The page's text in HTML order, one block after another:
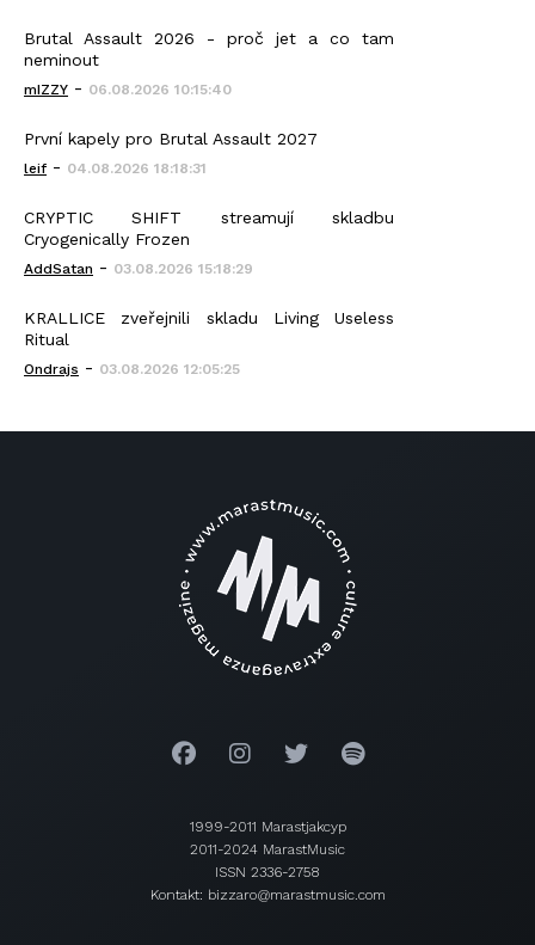
Brutal Assault 2026 - proč jet a co tam
neminout
mIZZY - 06.08.2026 10:15:40
První kapely pro Brutal Assault 2027
leif - 04.08.2026 18:18:31
CRYPTIC SHIFT streamují skladbu
Cryogenically Frozen
AddSatan - 03.08.2026 15:18:29
KRALLICE zveřejnili skladu Living Useless
Ritual
Ondrajs - 03.08.2026 12:05:25
1999-2011 Marastjakcyp
2011-2024 MarastMusic
ISSN 2336-2758
Kontakt: bizzaro@marastmusic.com